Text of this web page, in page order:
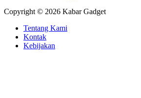
Copyright © 2026 Kabar Gadget
Tentang Kami
Kontak
Kebijakan